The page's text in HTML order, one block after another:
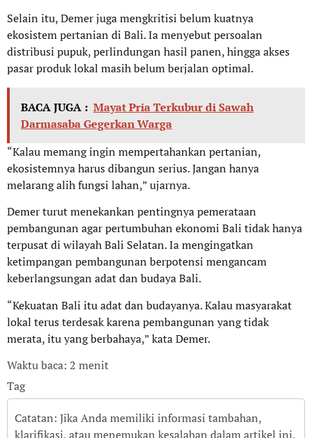
Selain itu, Demer juga mengkritisi belum kuatnya
ekosistem pertanian di Bali. Ia menyebut persoalan
distribusi pupuk, perlindungan hasil panen, hingga akses
pasar produk lokal masih belum berjalan optimal.
BACA JUGA : Mayat Pria Terkubur di Sawah
Darmasaba Gegerkan Warga
“Kalau memang ingin mempertahankan pertanian,
ekosistemnya harus dibangun serius. Jangan hanya
melarang alih fungsi lahan,” ujarnya.
Demer turut menekankan pentingnya pemerataan
pembangunan agar pertumbuhan ekonomi Bali tidak hanya
terpusat di wilayah Bali Selatan. Ia mengingatkan
ketimpangan pembangunan berpotensi mengancam
keberlangsungan adat dan budaya Bali.
“Kekuatan Bali itu adat dan budayanya. Kalau masyarakat
lokal terus terdesak karena pembangunan yang tidak
merata, itu yang berbahaya,” kata Demer.
Waktu baca: 2 menit
Tag
Catatan: Jika Anda memiliki informasi tambahan,
klarifikasi, atau menemukan kesalahan dalam artikel ini,